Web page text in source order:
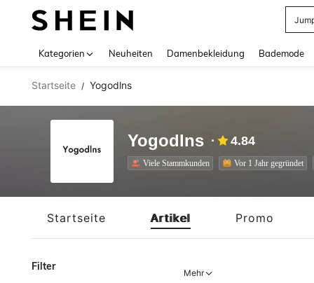
Kategorien Neuheiten Damenbekleidung Bademode
Startseite / Yogodlns
Yogodlns 4.84
Viele Stammkunden Vor 1 Jahr gegründet
Startseite Artikel Promo
Filter
Mehr